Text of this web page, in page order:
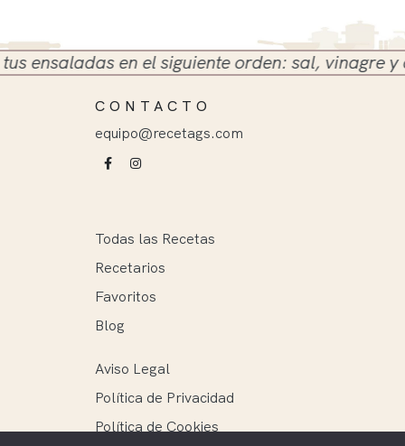
en el siguiente orden: sal, vinagre y
CONTACTO
equipo@recetags.com
Todas las Recetas
Recetarios
Favoritos
Blog
Aviso Legal
Política de Privacidad
Política de Cookies